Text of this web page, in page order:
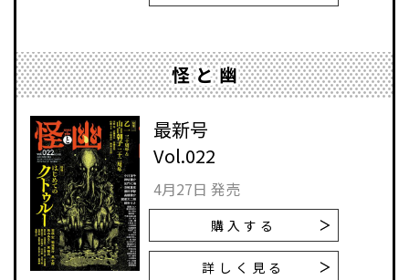
怪と幽
最新号
Vol.022
4月27日 発売
購入する
詳しく見る